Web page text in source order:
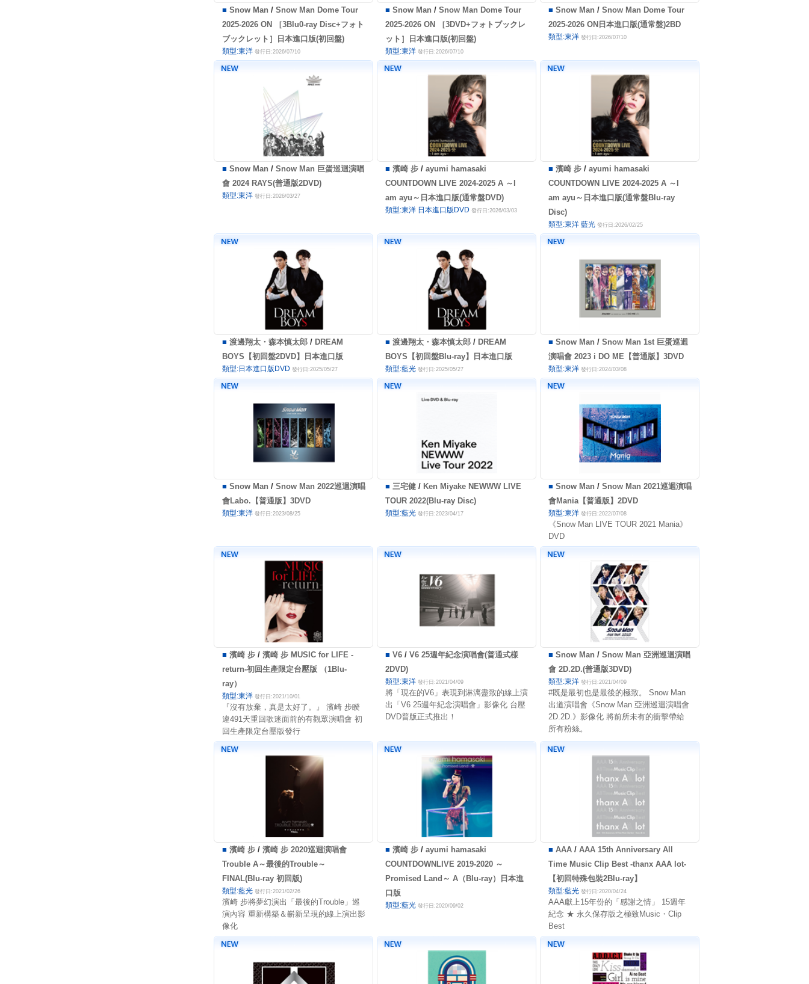
■ Snow Man / Snow Man Dome Tour
2025-2026 ON ［3Blu0-ray Disc+フォト
ブックレット］日本進口版(初回盤)
類型:東洋 發行日:2026/07/10
■ Snow Man / Snow Man Dome Tour
2025-2026 ON ［3DVD+フォトブックレ
ット］日本進口版(初回盤)
類型:東洋 發行日:2026/07/10
■ Snow Man / Snow Man Dome Tour
2025-2026 ON日本進口版(通常盤)2BD
類型:東洋 發行日:2026/07/10
■ Snow Man / Snow Man 巨蛋巡迴演唱
會 2024 RAYS(普通版2DVD)
類型:東洋 發行日:2026/03/27
■ 濱崎 步/ ayumi hamasaki
COUNTDOWN LIVE 2024-2025 A ～I
am ayu～日本進口版(通常盤DVD)
類型:東洋 日本進口版DVD 發行日:2026/03/03
■ 濱崎 步/ ayumi hamasaki
COUNTDOWN LIVE 2024-2025 A ～I
am ayu～日本進口版(通常盤Blu-ray
Disc)
類型:東洋 藍光 發行日:2026/02/25
■ 渡邊翔太・森本慎太郎/ DREAM
BOYS【初回盤2DVD】日本進口版
類型:日本進口版DVD 發行日:2025/05/27
■ 渡邊翔太・森本慎太郎/ DREAM
BOYS【初回盤Blu-ray】日本進口版
類型:藍光 發行日:2025/05/27
■ Snow Man / Snow Man 1st 巨蛋巡迴
演唱會 2023 i DO ME【普通版】3DVD
類型:東洋 發行日:2024/03/08
■ Snow Man / Snow Man 2022巡迴演唱
會Labo.【普通版】3DVD
類型:東洋 發行日:2023/08/25
■ 三宅健/ Ken Miyake NEWWW LIVE
TOUR 2022(Blu-ray Disc)
類型:藍光 發行日:2023/04/17
■ Snow Man / Snow Man 2021巡迴演唱
會Mania【普通版】2DVD
類型:東洋 發行日:2022/07/08
《Snow Man LIVE TOUR 2021 Mania》
DVD
■ 濱崎 步/ 濱崎 步 MUSIC for LIFE -
return-初回生產限定台壓版 （1Blu-
ray）
類型:東洋 發行日:2021/10/01
『沒有放棄，真是太好了。』 濱崎 步睽
違491天重回歌迷面前的有觀眾演唱會 初
回生產限定台壓版發行
■ V6/ V6 25週年紀念演唱會(普通式樣
2DVD)
類型:東洋 發行日:2021/04/09
將「現在的V6」表現到淋漓盡致的線上演
出「V6 25週年紀念演唱會」影像化 台壓
DVD普版正式推出！
■ Snow Man / Snow Man 亞洲巡迴演唱
會 2D.2D.(普通版3DVD)
類型:東洋 發行日:2021/04/09
#既是最初也是最後的極致。 Snow Man
出道演唱會《Snow Man 亞洲巡迴演唱會
2D.2D.》影像化 將前所未有的衝擊帶給
所有粉絲。
■ 濱崎 步/ 濱崎 步 2020巡迴演唱會
Trouble A～最後的Trouble～
FINAL(Blu-ray 初回版)
類型:藍光 發行日:2021/02/26
濱崎 步將夢幻演出「最後的Trouble」巡
演內容 重新構築＆嶄新呈現的線上演出影
像化
■ 濱崎 步/ ayumi hamasaki
COUNTDOWNLIVE 2019-2020 ～
Promised Land～ A（Blu-ray）日本進
口版
類型:藍光 發行日:2020/09/02
■ AAA/ AAA 15th Anniversary All
Time Music Clip Best -thanx AAA lot-
【初回特殊包裝2Blu-ray】
類型:藍光 發行日:2020/04/24
AAA獻上15年份的「感謝之情」 15週年
紀念 ★ 永久保存版之極致Music・Clip
Best